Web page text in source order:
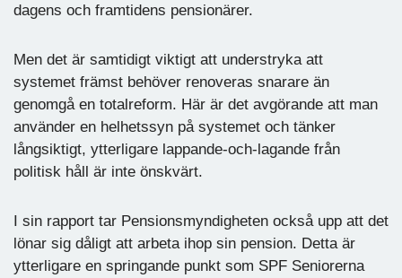
dagens och framtidens pensionärer.
Men det är samtidigt viktigt att understryka att
systemet främst behöver renoveras snarare än
genomgå en totalreform. Här är det avgörande att man
använder en helhetssyn på systemet och tänker
långsiktigt, ytterligare lappande-och-lagande från
politisk håll är inte önskvärt.
I sin rapport tar Pensionsmyndigheten också upp att det
lönar sig dåligt att arbeta ihop sin pension. Detta är
ytterligare en springande punkt som SPF Seniorerna